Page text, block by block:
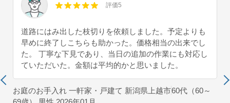
評価5
道路にはみ出した枝切りを依頼しました。予定よりも
早めに終了しこちらも助かった。価格相当の出来でし
た。 丁寧な下見であり、当日の追加の作業にも対応し
ていただいた。金額は平均的かと思いました。
お庭のお手入れ 一軒家・戸建て 新潟県上越市60代（60～